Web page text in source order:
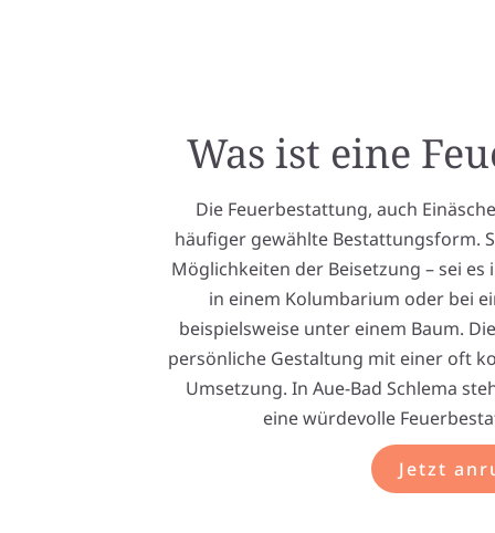
Was ist eine
Die Feuerbestattung, auch
häufiger gewählte Bestattungsform.
Möglichkeiten der Beisetzung – sei
in einem Kolumbarium oder bei
beispielsweise unter einem Baum.
persönliche Gestaltung mit einer oft
Umsetzung. In Aue-Bad Schlema
eine würdevolle
Jetzt